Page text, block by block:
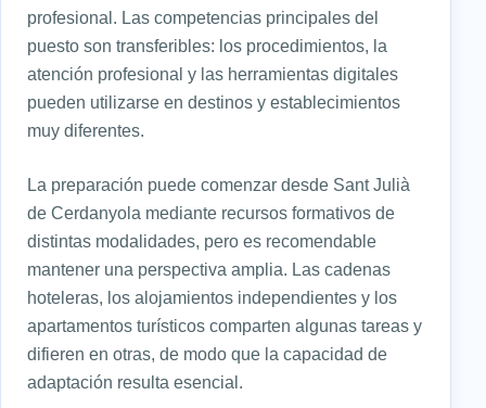
profesional. Las competencias principales del
puesto son transferibles: los procedimientos, la
atención profesional y las herramientas digitales
pueden utilizarse en destinos y establecimientos
muy diferentes.
La preparación puede comenzar desde Sant Julià
de Cerdanyola mediante recursos formativos de
distintas modalidades, pero es recomendable
mantener una perspectiva amplia. Las cadenas
hoteleras, los alojamientos independientes y los
apartamentos turísticos comparten algunas tareas y
difieren en otras, de modo que la capacidad de
adaptación resulta esencial.